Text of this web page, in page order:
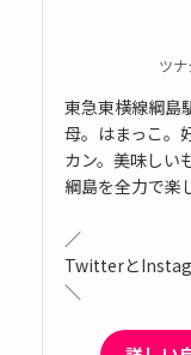
ツ
東急東横線綱島
母。はまっこ。
カン。美味しい
綱島を全力で楽
／
Twitterと
＼